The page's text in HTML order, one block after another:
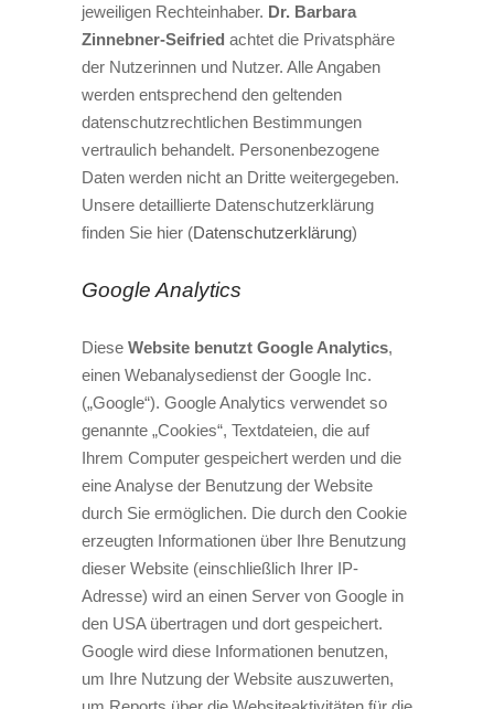
jeweiligen Rechteinhaber. Dr. Barbara
Zinnebner-Seifried achtet die Privatsphäre
der Nutzerinnen und Nutzer. Alle Angaben
werden entsprechend den geltenden
datenschutzrechtlichen Bestimmungen
vertraulich behandelt. Personenbezogene
Daten werden nicht an Dritte weitergegeben.
Unsere detaillierte Datenschutzerklärung
finden Sie hier (Datenschutzerklärung)
Google Analytics
Diese Website benutzt Google Analytics,
einen Webanalysedienst der Google Inc.
(„Google“). Google Analytics verwendet so
genannte „Cookies“, Textdateien, die auf
Ihrem Computer gespeichert werden und die
eine Analyse der Benutzung der Website
durch Sie ermöglichen. Die durch den Cookie
erzeugten Informationen über Ihre Benutzung
dieser Website (einschließlich Ihrer IP-
Adresse) wird an einen Server von Google in
den USA übertragen und dort gespeichert.
Google wird diese Informationen benutzen,
um Ihre Nutzung der Website auszuwerten,